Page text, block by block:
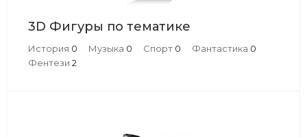
3D Фигуры по тематике
История 0 Музыка 0 Спорт 0 Фантастика 0
Фентези 2